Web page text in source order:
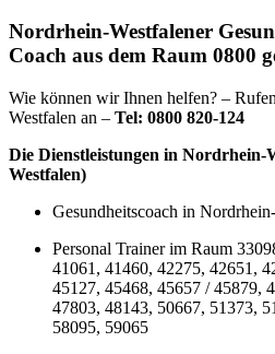
Nordrhein-Westfalener
Coach aus dem Raum 0800
Wie können wir Ihnen helfen? –
Westfalen an – Tel: 0800 820-124
Die Dienstleistungen in Nordrhein-
Westfalen)
Gesundheitscoach in
Personal Trainer im Raum
41061, 41460, 42275, 42651,
45127, 45468, 45657 / 45879,
47803, 48143, 50667, 51373,
58095, 59065